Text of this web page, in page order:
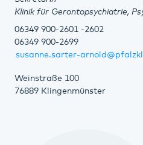
Klinik für Gerontopsychiatrie,
06349 900-2601 -2602
06349 900-2699
susanne.sarter-
Weinstraße 100
76889 Klingenmünster